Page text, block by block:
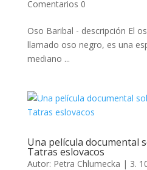
Comentarios 0
Oso Baribal - descripción El
llamado oso negro, es una
mediano ...
Una película documental
Tatras eslovacos
Autor: Petra Chlumecka | 3.